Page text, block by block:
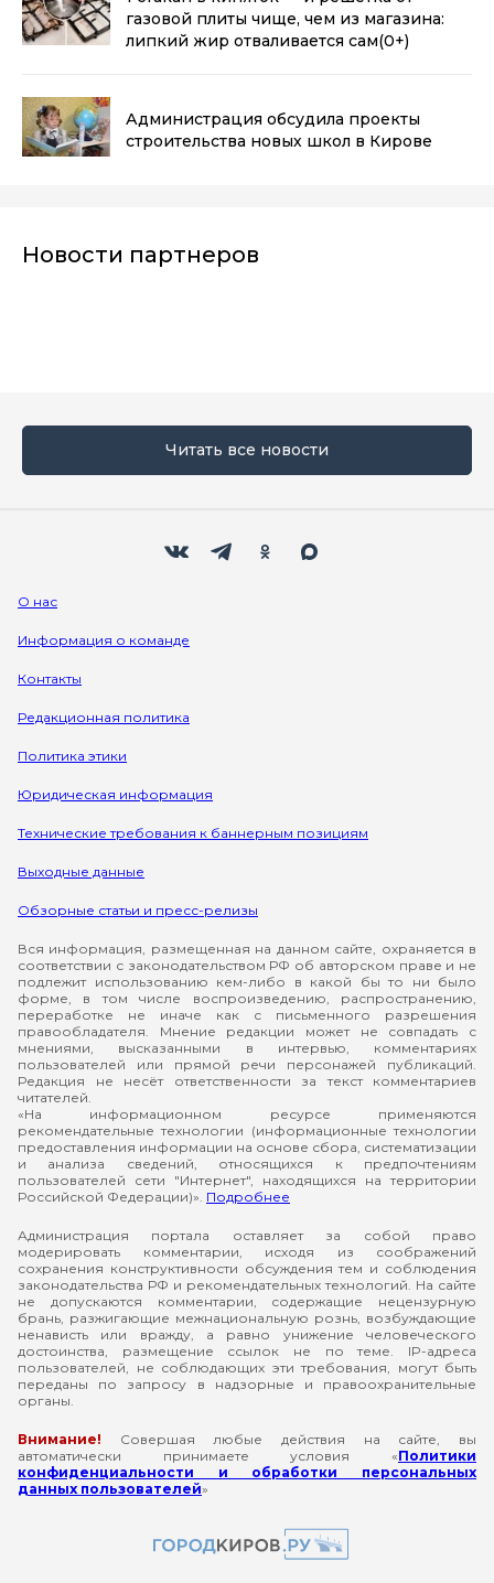
газовой плиты чище, чем из магазина:
липкий жир отваливается сам(0+)
Администрация обсудила проекты
строительства новых школ в Кирове
Новости партнеров
Читать все новости
О нас
Информация о команде
Контакты
Редакционная политика
Политика этики
Юридическая информация
Технические требования к баннерным позициям
Выходные данные
Обзорные статьи и пресс-релизы
Вся информация, размещенная на данном сайте, охраняется в
соответствии с законодательством РФ об авторском праве и не
подлежит использованию кем-либо в какой бы то ни было
форме, в том числе воспроизведению, распространению,
переработке не иначе как с письменного разрешения
правообладателя. Мнение редакции может не совпадать с
мнениями, высказанными в интервью, комментариях
пользователей или прямой речи персонажей публикаций.
Редакция не несёт ответственности за текст комментариев
читателей.
«На информационном ресурсе применяются
рекомендательные технологии (информационные технологии
предоставления информации на основе сбора, систематизации
и анализа сведений, относящихся к предпочтениям
пользователей сети "Интернет", находящихся на территории
Российской Федерации)». Подробнее
Администрация портала оставляет за собой право
модерировать комментарии, исходя из соображений
сохранения конструктивности обсуждения тем и соблюдения
законодательства РФ и рекомендательных технологий. На сайте
не допускаются комментарии, содержащие нецензурную
брань, разжигающие межнациональную рознь, возбуждающие
ненависть или вражду, а равно унижение человеческого
достоинства, размещение ссылок не по теме. IP-адреса
пользователей, не соблюдающих эти требования, могут быть
переданы по запросу в надзорные и правоохранительные
органы.
Внимание! Совершая любые действия на сайте, вы
автоматически принимаете условия «Политики
конфиденциальности и обработки персональных
данных пользователей»